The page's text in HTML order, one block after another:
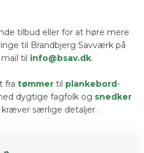
tilbud eller for at høre mere
til Brandbjerg Savværk på
til info@bsav.dk.
fra tømmertil plankebord-
dygtige fagfolk og snedker
særlige detaljer.